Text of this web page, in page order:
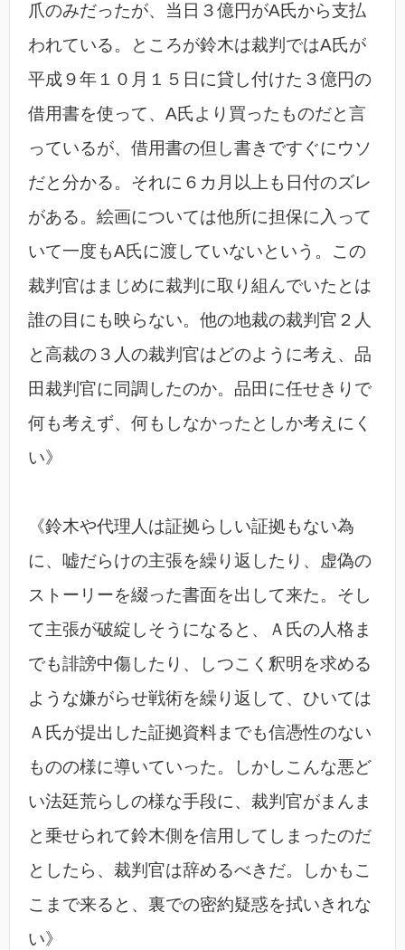
爪のみだったが、当日３億円がA氏から支払
われている。ところが鈴木は裁判ではA氏が
平成９年１０月１５日に貸し付けた３億円の
借用書を使って、A氏より買ったものだと言
っているが、借用書の但し書きですぐにウソ
だと分かる。それに６カ月以上も日付のズレ
がある。絵画については他所に担保に入って
いて一度もA氏に渡していないという。この
裁判官はまじめに裁判に取り組んでいたとは
誰の目にも映らない。他の地裁の裁判官２人
と高裁の３人の裁判官はどのように考え、品
田裁判官に同調したのか。品田に任せきりで
何も考えず、何もしなかったとしか考えにく
い》
《鈴木や代理人は証拠らしい証拠もない為
に、嘘だらけの主張を繰り返したり、虚偽の
ストーリーを綴った書面を出して来た。そし
て主張が破綻しそうになると、Ａ氏の人格ま
でも誹謗中傷したり、しつこく釈明を求める
ような嫌がらせ戦術を繰り返して、ひいては
Ａ氏が提出した証拠資料までも信憑性のない
ものの様に導いていった。しかしこんな悪ど
い法廷荒らしの様な手段に、裁判官がまんま
と乗せられて鈴木側を信用してしまったのだ
としたら、裁判官は辞めるべきだ。しかもこ
こまで来ると、裏での密約疑惑を拭いきれな
い》